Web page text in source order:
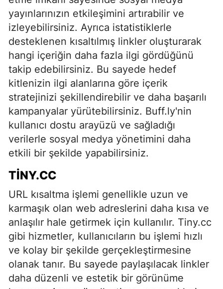
yayınlarınızın etkileşimini artırabilir ve
izleyebilirsiniz. Ayrıca istatistiklerle
desteklenen kısaltılmış linkler oluşturarak
hangi içeriğin daha fazla ilgi gördüğünü
takip edebilirsiniz. Bu sayede hedef
kitlenizin ilgi alanlarına göre içerik
stratejinizi şekillendirebilir ve daha başarılı
kampanyalar yürütebilirsiniz. Buff.ly'nin
kullanıcı dostu arayüzü ve sağladığı
verilerle sosyal medya yönetimini daha
etkili bir şekilde yapabilirsiniz.
TINY.CC
URL kısaltma işlemi genellikle uzun ve
karmaşık olan web adreslerini daha kısa ve
anlaşılır hale getirmek için kullanılır. Tiny.cc
gibi hizmetler, kullanıcıların bu işlemi hızlı
ve kolay bir şekilde gerçekleştirmesine
olanak tanır. Bu sayede paylaşılacak linkler
daha düzenli ve estetik bir görünüme